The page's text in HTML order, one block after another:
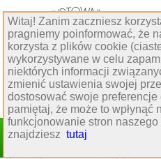
Sign in
:77
:
:
Witaj! Zanim zaczniesz
pragniemy poinformować, że
korzysta z plików cookie
wykorzystywane w celu
niektórych informacji
zmienić ustawienia swojej
dostosować swoje preferencje
pamiętaj, że może to wpłynąć
funkcjonowanie stron
znajdziesz tutaj